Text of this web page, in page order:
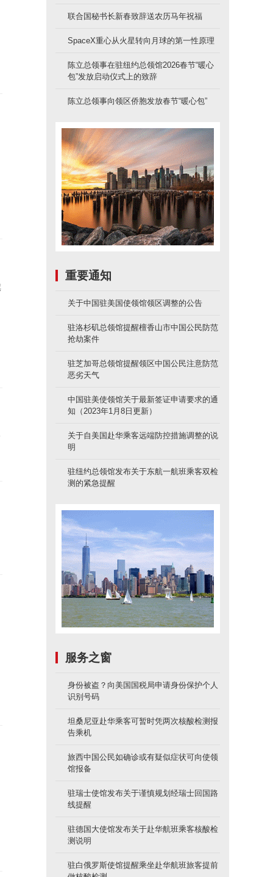
联合国秘书长新春致辞送农历马年祝福
SpaceX重心从火星转向月球的第一性原理
陈立总领事在驻纽约总领馆2026春节“暖心
包”发放启动仪式上的致辞
陈立总领事向领区侨胞发放春节“暖心包”
重要通知
关于中国驻美国使领馆领区调整的公告
驻洛杉矶总领馆提醒檀香山市中国公民防范
抢劫案件
驻芝加哥总领馆提醒领区中国公民注意防范
恶劣天气
中国驻美使领馆关于最新签证申请要求的通
知（2023年1月8日更新）
关于自美国赴华乘客远端防控措施调整的说
明
驻纽约总领馆发布关于东航一航班乘客双检
测的紧急提醒
服务之窗
身份被盗？向美国国税局申请身份保护个人
识别号码
坦桑尼亚赴华乘客可暂时凭两次核酸检测报
告乘机
旅西中国公民如确诊或有疑似症状可向使领
馆报备
驻瑞士使馆发布关于谨慎规划经瑞士回国路
线提醒
驻德国大使馆发布关于赴华航班乘客核酸检
测说明
驻白俄罗斯使馆提醒乘坐赴华航班旅客提前